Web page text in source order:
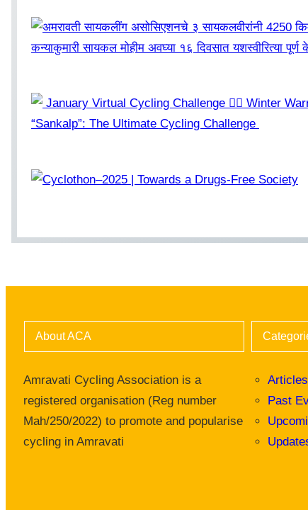
About ACA
Amravati Cycling Association is a
registered organisation (Reg number
Mah/250/2022) to promote and popularise
cycling in Amravati
Articles
Past